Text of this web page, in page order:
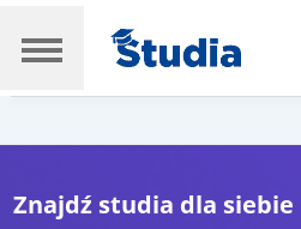
Znajdź studia dla siebie